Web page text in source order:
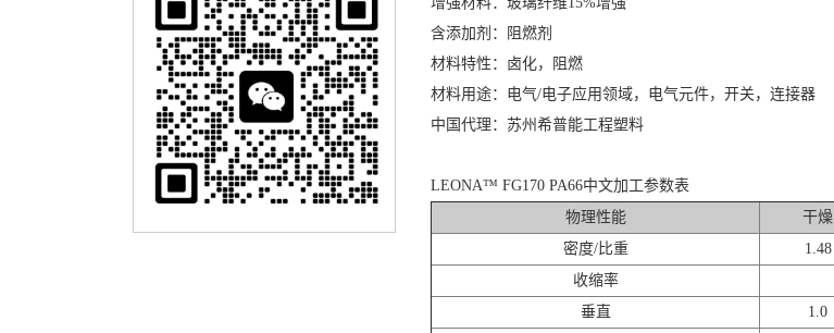
含添加剂：阻燃剂
材料特性：卤化，阻燃
材料用途：电气/电子应用领域，电气元件，开关，连接器
中国代理：苏州希普能工程塑料
LEONA™ FG170 PA66中文加工参数表
物理性能
干燥
密度/比重
1.48
收缩率
垂直 1.0